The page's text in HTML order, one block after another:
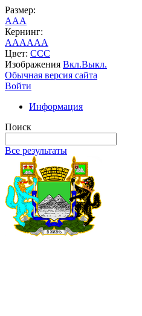
Размер:
AAA
Кернинг:
AAAAAA
Цвет: CCC
Изображения Вкл.Выкл.
Обычная версия сайта
Войти
Информация
Поиск
Все результаты